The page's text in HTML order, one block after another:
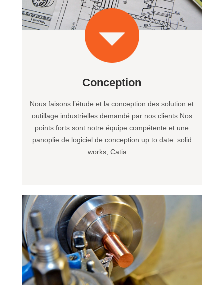
Conception
Nous faisons l’étude et la conception des solution et
outillage industrielles demandé par nos clients Nos
points forts sont notre équipe compétente et une
panoplie de logiciel de conception up to date :solid
works, Catia….